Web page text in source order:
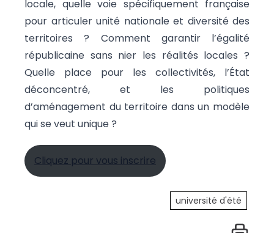
locale, quelle voie spécifiquement française
pour articuler unité nationale et diversité des
territoires ? Comment garantir l’égalité
républicaine sans nier les réalités locales ?
Quelle place pour les collectivités, l’État
déconcentré, et les politiques
d’aménagement du territoire dans un modèle
qui se veut unique ?
Cliquez pour vous inscrire
université d'été